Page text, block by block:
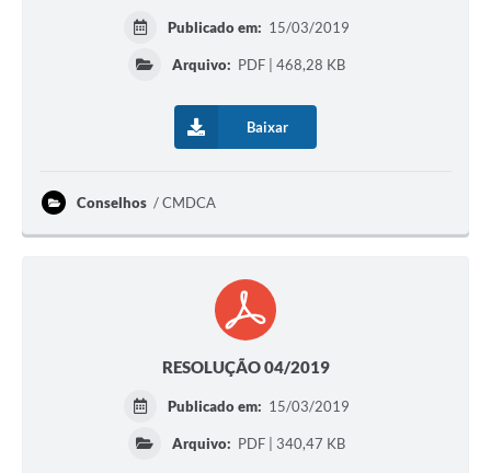
Publicado em: 15/03/2019
Arquivo: PDF | 468,28 KB
Baixar
Conselhos CMDCA
RESOLUÇÃO 04/2019
Publicado em: 15/03/2019
Arquivo: PDF | 340,47 KB